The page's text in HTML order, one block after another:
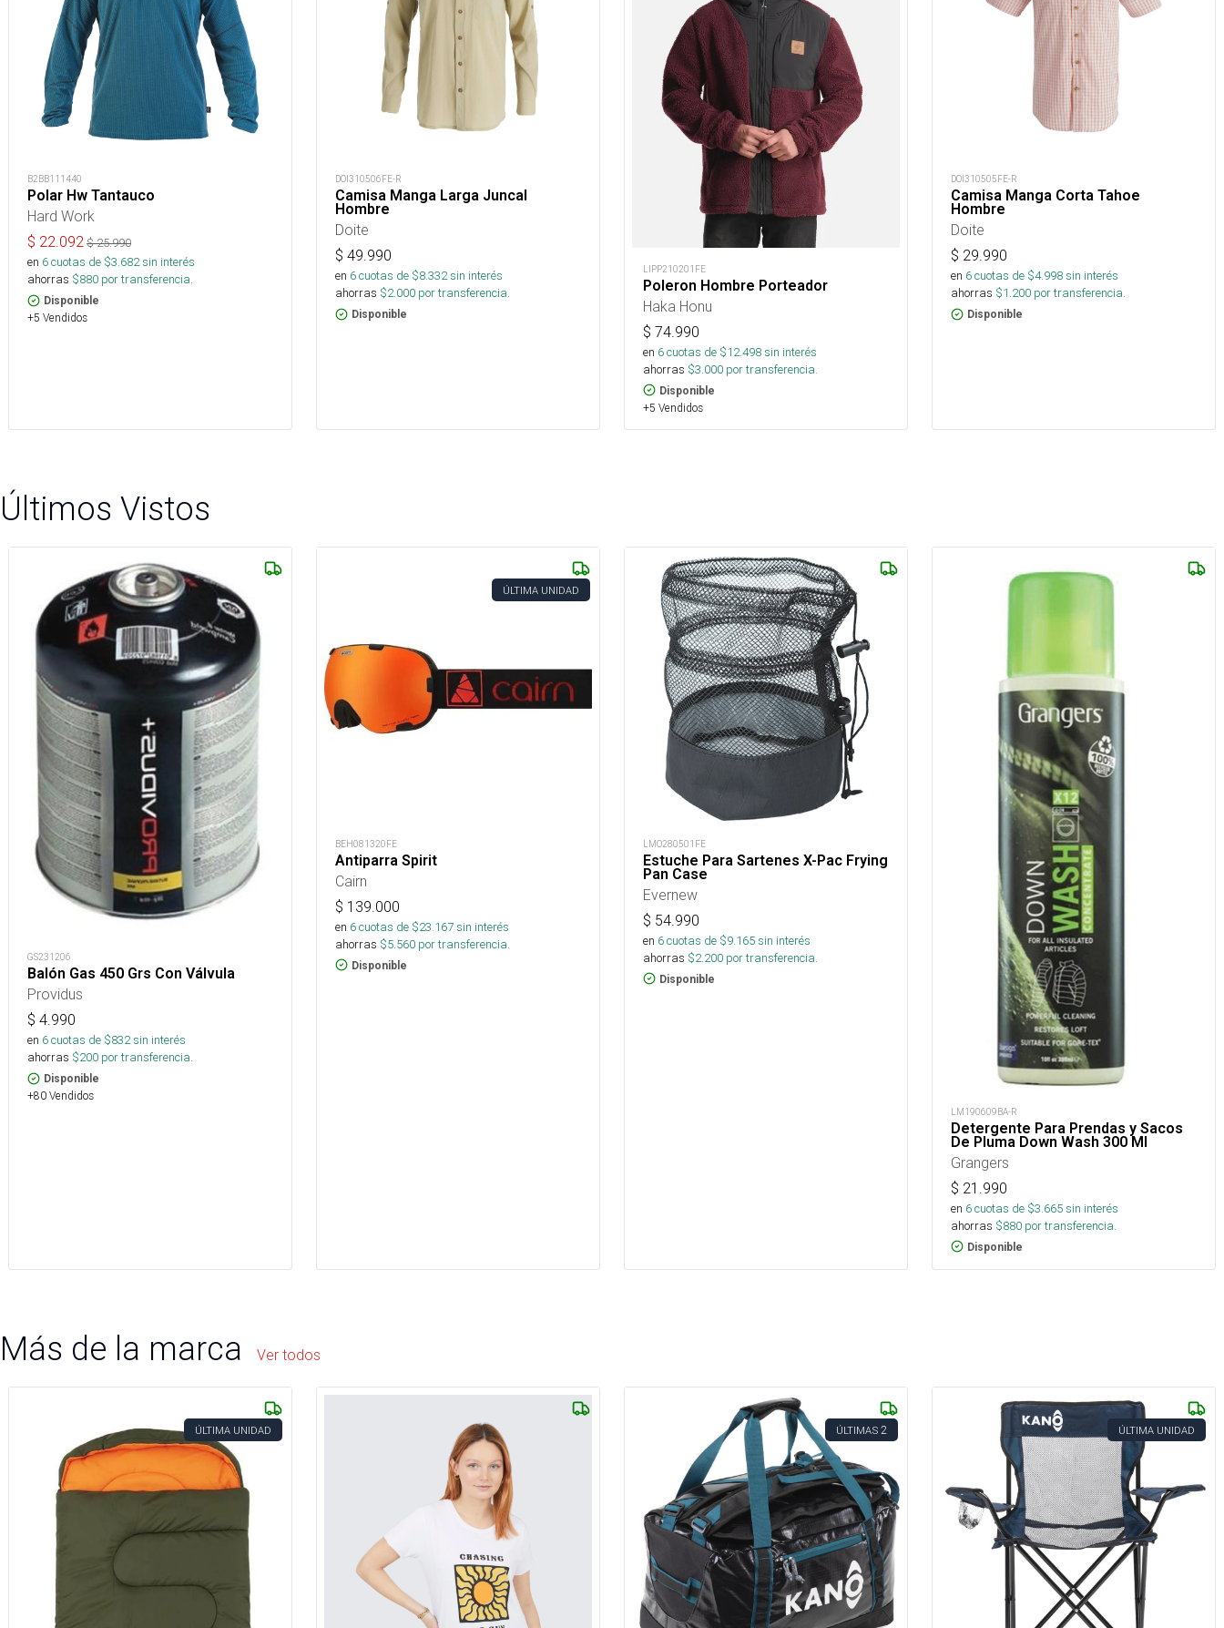
B2BB111440
Polar Hw Tantauco
Hard Work
$ 22.092 $25.990
en 6cuotas de $3.682sin interés
ahorras $880 por transferencia.
Disponible
+5 Vendidos
DOI310506FE-R
Camisa Manga Larga Juncal
Hombre
Doite
$ 49.990
en 6cuotas de $8.332sin interés
ahorras $2.000 por transferencia.
Disponible
LIPP210201FE
Poleron Hombre Porteador
Haka Honu
$ 74.990
en 6cuotas de $12.498sin interés
ahorras $3.000 por transferencia.
Disponible
+5 Vendidos
DOI310505FE-R
Camisa Manga Corta Tahoe
Hombre
Doite
$ 29.990
en 6cuotas de $4.998sin interés
ahorras $1.200 por transferencia.
Disponible
Últimos Vistos
GS231206
Balón Gas 450 Grs Con Válvula
Providus
$ 4.990
en 6cuotas de $832sin interés
ahorras $200 por transferencia.
Disponible
+80 Vendidos
ÚLTIMA UNIDAD
BEH081320FE
Antiparra Spirit
Cairn
$ 139.000
en 6cuotas de $23.167sin interés
ahorras $5.560 por transferencia.
Disponible
LMO280501FE
Estuche Para Sartenes X-Pac Frying
Pan Case
Evernew
$ 54.990
en 6cuotas de $9.165sin interés
ahorras $2.200 por transferencia.
Disponible
LM190609BA-R
Detergente Para Prendas y Sacos
De Pluma Down Wash 300 Ml
Grangers
$ 21.990
en 6cuotas de $3.665sin interés
ahorras $880 por transferencia.
Disponible
Más de la marca Ver todos
ÚLTIMA UNIDAD ÚLTIMAS 2 ÚLTIMA UNIDAD